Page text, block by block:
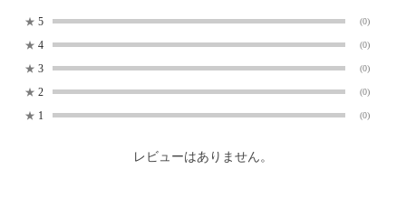
★ 5 (0)
★ 4 (0)
★ 3 (0)
★ 2 (0)
★ 1 (0)
レビューはありません。